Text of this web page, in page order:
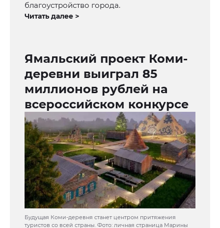
благоустройство города.
Читать далее >
Ямальский проект Коми-
деревни выиграл 85
миллионов рублей на
всероссийском конкурсе
Будущая Коми-деревня станет центром притяжения
туристов со всей страны. Фото: личная страница Марины